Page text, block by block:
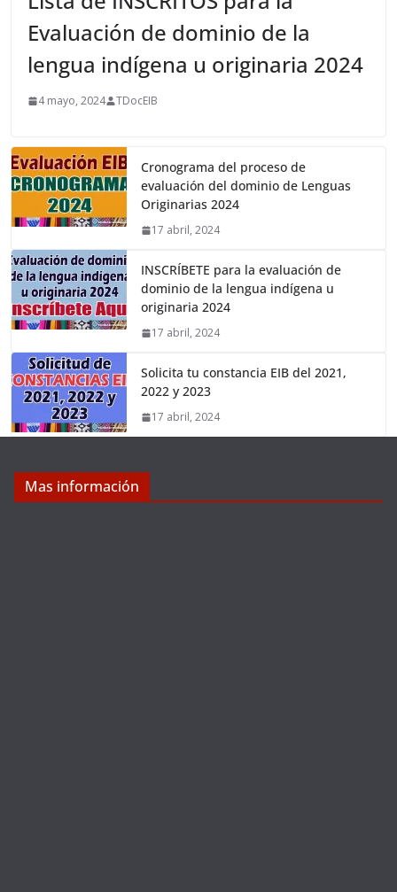
Evaluación de dominio de la
lengua indígena u originaria 2024
4 mayo, 2024 TDocEIB
Cronograma del proceso de
evaluación del dominio de Lenguas
Originarias 2024
17 abril, 2024
INSCRÍBETE para la evaluación de
dominio de la lengua indígena u
originaria 2024
17 abril, 2024
Solicita tu constancia EIB del 2021,
2022 y 2023
17 abril, 2024
Mas información